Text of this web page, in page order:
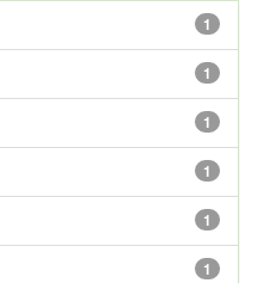
1
1
1
1
1
1